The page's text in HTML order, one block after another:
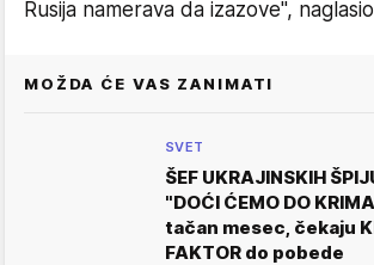
Rusija namerava da izazove",
MOŽDA ĆE VAS ZANIMATI
SVET
ŠEF UKRAJINSKIH
"DOĆI ĆEMO DO
tačan mesec, čekaju
FAKTOR do pobede